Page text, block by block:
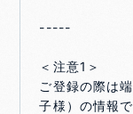
-----
＜注意1＞
ご登録の際は
子様）の情報